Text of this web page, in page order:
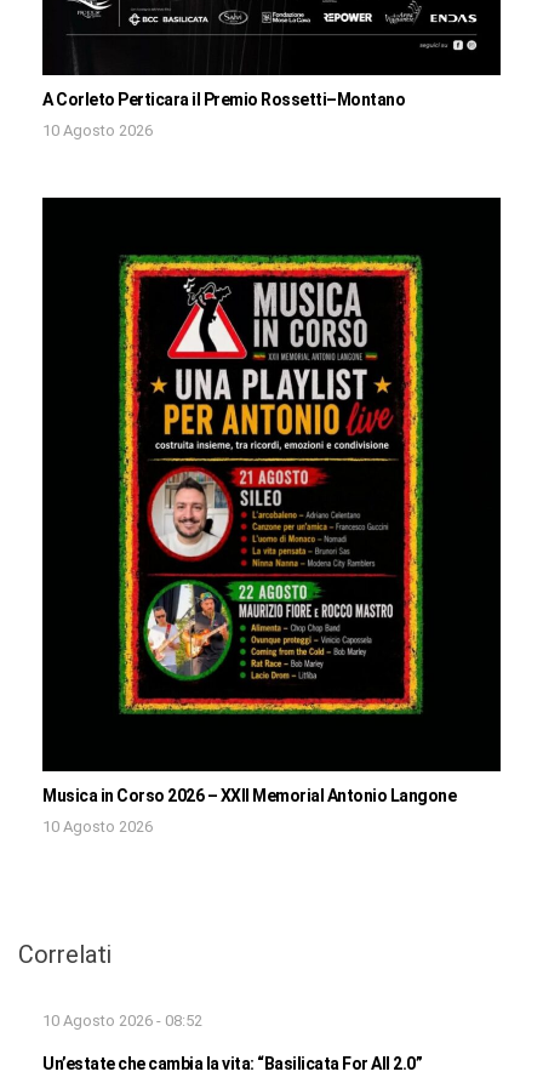
A Corleto Perticara il Premio Rossetti–Montano
10 Agosto 2026
Musica in Corso 2026 – XXII Memorial Antonio Langone
10 Agosto 2026
Correlati
10 Agosto 2026 - 08:52
Un’estate che cambia la vita: “Basilicata For All 2.0”